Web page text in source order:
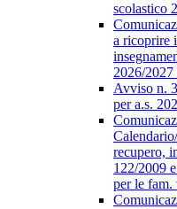
scolastico
a ricoprire
2026/
Avviso n.
per a.s.
recupero,
122/2009
per le fam.